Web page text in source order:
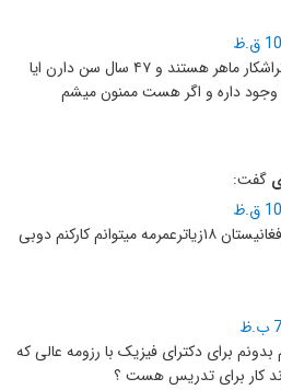
با عرص سلام همسر من تراشکار ماهر هستند و ۴۷ سال سن دارن ایا
وجود داره و اگر هست ممنون میشم
گفت:
کارکنم دوبی
برای دکترای فیزیک با رزومه عالی که
کار برای تدریس هست ؟